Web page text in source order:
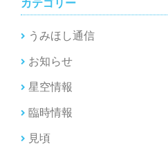
カテゴリー
うみほし通信
お知らせ
星空情報
臨時情報
見頃